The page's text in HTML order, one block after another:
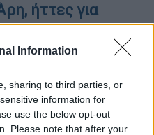
Information
sharing to third parties, or
information for
use the below opt-out
Please note that after your
ήττες για
για το ελληνικό